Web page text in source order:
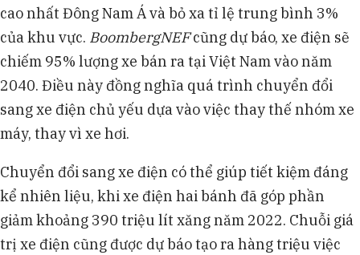
cao nhất Đông Nam Á và bỏ xa tỉ lệ trung bình 3%
của khu vực. BoombergNEFcũng dự báo, xe điện sẽ
chiếm 95% lượng xe bán ra tại Việt Nam vào năm
2040. Điều này đồng nghĩa quá trình chuyển đổi
sang xe điện chủ yếu dựa vào việc thay thế nhóm xe
máy, thay vì xe hơi.
Chuyển đổi sang xe điện có thể giúp tiết kiệm đáng
kể nhiên liệu, khi xe điện hai bánh đã góp phần
giảm khoảng 390 triệu lít xăng năm 2022. Chuỗi giá
trị xe điện cũng được dự báo tạo ra hàng triệu việc